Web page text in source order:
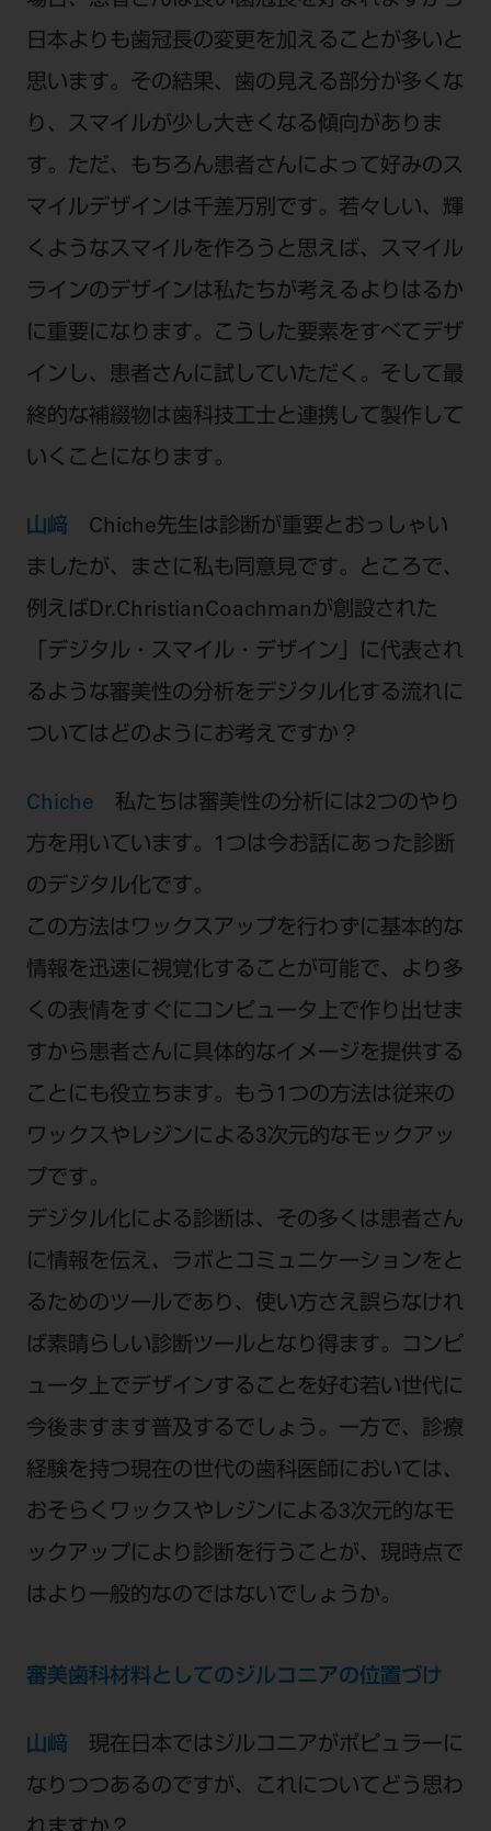
日本よりも歯冠長の変更を加えることが多いと
思います。その結果、歯の見える部分が多くな
り、スマイルが少し大きくなる傾向がありま
す。ただ、もちろん患者さんによって好みのス
マイルデザインは千差万別です。若々しい、輝
くようなスマイルを作ろうと思えば、スマイル
ラインのデザインは私たちが考えるよりはるか
に重要になります。こうした要素をすべてデザ
インし、患者さんに試していただく。そして最
終的な補綴物は歯科技工士と連携して製作して
いくことになります。
山﨑 Chiche先生は診断が重要とおっしゃい
ましたが、まさに私も同意見です。ところで、
例えばDr.ChristianCoachmanが創設された
「デジタル・スマイル・デザイン」に代表され
るような審美性の分析をデジタル化する流れに
ついてはどのようにお考えですか？
Chiche 私たちは審美性の分析には2つのやり
方を用いています。1つは今お話にあった診断
のデジタル化です。
この方法はワックスアップを行わずに基本的な
情報を迅速に視覚化することが可能で、より多
くの表情をすぐにコンピュータ上で作り出せま
すから患者さんに具体的なイメージを提供する
ことにも役立ちます。もう1つの方法は従来の
ワックスやレジンによる3次元的なモックアッ
プです。
デジタル化による診断は、その多くは患者さん
に情報を伝え、ラボとコミュニケーションをと
るためのツールであり、使い方さえ誤らなけれ
ば素晴らしい診断ツールとなり得ます。コンピ
ュータ上でデザインすることを好む若い世代に
今後ますます普及するでしょう。一方で、診療
経験を持つ現在の世代の歯科医師においては、
おそらくワックスやレジンによる3次元的なモ
ックアップにより診断を行うことが、現時点で
はより一般的なのではないでしょうか。
審美歯科材料としてのジルコニアの位置づけ
山﨑 現在日本ではジルコニアがポピュラーに
なりつつあるのですが、これについてどう思わ